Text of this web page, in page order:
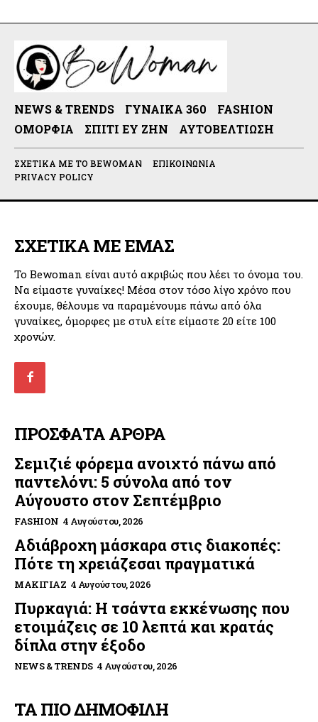
NEWS & TRENDS ΓΥΝΑΊΚΑ 360
FASHION
ΟΜΟΡΦΙΆ
ΣΠΊΤΙ ΕΥ ΖΗΝ ΑΥΤΟΒΕΛΤΊΩΣΗ
ΣΧΕΤΙΚΆ ΜΕ ΤΟ BEWOMAN
ΕΠΙΚΟΙΝΩΝΊΑ
PRIVACY POLICY
ΣΧΕΤΙΚΑ ΜΕ ΕΜΑΣ
Το Bewoman είναι αυτό ακριβώς που λέει το όνομα του.
Να είμαστε γυναίκες! Μέσα στον τόσο λίγο χρόνο που
έχουμε, θέλουμε να παραμένουμε πάνω από όλα
γυναίκες, όμορφες με στυλ είτε είμαστε 20 είτε 100
χρονών.
ΠΡΟΣΦΑΤΑ ΑΡΘΡΑ
Σεμιζιέ φόρεμα ανοιχτό πάνω από
παντελόνι: 5 σύνολα από τον
Αύγουστο στον Σεπτέμβριο
FASHION 4 Αυγούστου, 2026
Αδιάβροχη μάσκαρα στις διακοπές:
Πότε τη χρειάζεσαι πραγματικά
ΜΑΚΙΓΙΆΖ 4 Αυγούστου, 2026
Πυρκαγιά: Η τσάντα εκκένωσης που
ετοιμάζεις σε 10 λεπτά και κρατάς
δίπλα στην έξοδο
NEWS & TRENDS 4 Αυγούστου, 2026
ΤΑ ΠΙΟ ΔΗΜΟΦΙΛΗ